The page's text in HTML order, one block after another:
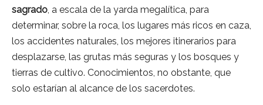
sagrado, a escala de la yarda megalítica, para
determinar, sobre la roca, los lugares más ricos en caza,
los accidentes naturales, los mejores itinerarios para
desplazarse, las grutas más seguras y los bosques y
tierras de cultivo. Conocimientos, no obstante, que
solo estarían al alcance de los sacerdotes.